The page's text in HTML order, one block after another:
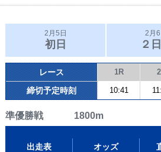
2月5日
初日
2月6
２
レース 1R
締切予定時刻 10:41
準優勝戦 1800m
出走表 オッズ